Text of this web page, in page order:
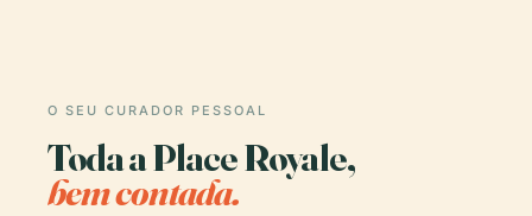
O SEU CURADOR PESSOAL
Toda a Place Royale,
bem contada.